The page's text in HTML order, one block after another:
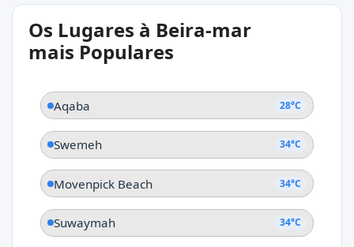
28°C
Aqaba
Os Lugares à Beira-mar
mais Populares
Aqaba 28°C
Swemeh 34°C
Movenpick Beach 34°C
Suwaymah 34°C